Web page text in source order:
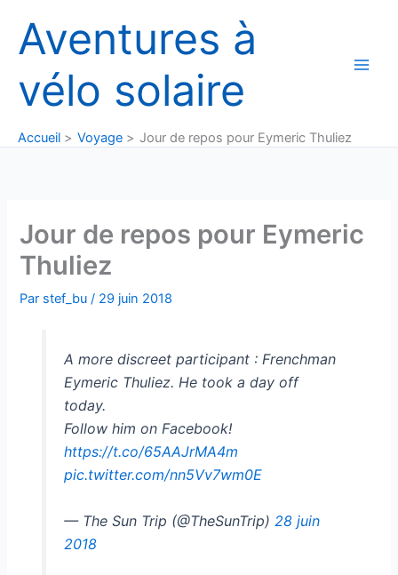
contenu
Aventures à
vélo solaire
Accueil Voyage Jour de repos pour Eymeric Thuliez
Jour de repos pour Eymeric
Thuliez
Par stef_bu/ 29 juin 2018
A more discreet participant : Frenchman
Eymeric Thuliez. He took a day off
today.
Follow him on Facebook!
https://t.co/65AAJrMA4m
pic.twitter.com/nn5Vv7wm0E
— The Sun Trip (@TheSunTrip) 28 juin
2018